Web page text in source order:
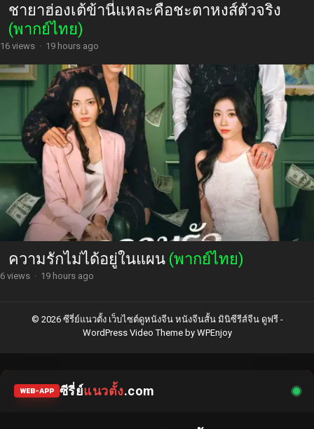
ชายาฮ่องเต้ข้านี่แหละคือชะตาหงส์ตัวจริง
(พากย์ไทย)
16 views · 19 hours ago
ความรักไม่ได้อยู่ในแผน (พากย์ไทย)
6 views · 19 hours ago
© 2026 ซีรี่ย์แนวตั้ง เว็บไซต์ดูหนังจีน หนังจีนสั้น มินิซีรีส์จีน ดูฟรี -
WordPress Video Themeby WPEnjoy
WEB-APP ซีรี่ย์แนวตั้ง.com